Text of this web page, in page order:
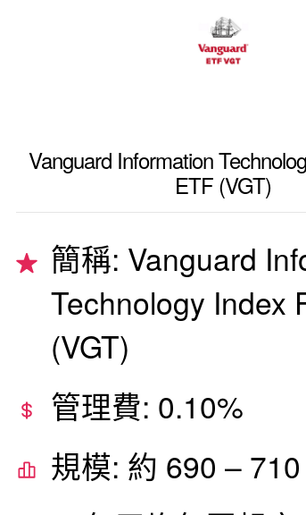
Vanguard Information
ETF (VGT)
簡稱: Vanguard
Technology Index
(VGT)
管理費: 0.10%
規模: 約 690 –